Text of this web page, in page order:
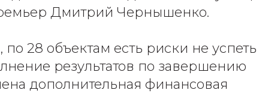
Дмитрий Чернышенко.
28 объектам есть риски не
результатов по завершению
дополнительная финансовая